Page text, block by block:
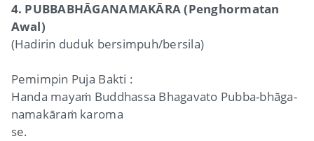
4. PUBBABHĀGANAMAKĀRA (Penghormatan
Awal)
(Hadirin duduk bersimpuh/bersila)
Pemimpin Puja Bakti :
Handa mayaṁ Buddhassa Bhagavato Pubba-bhāga-
namakāraṁ karoma
se.